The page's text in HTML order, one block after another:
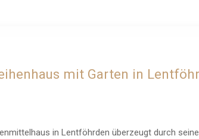
mit Garten in
in Lentföhrden überzeugt durch